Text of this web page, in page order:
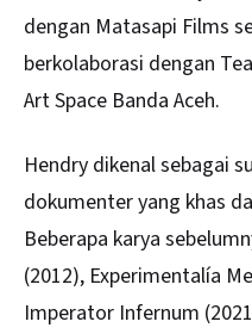
dengan Matasapi Films
berkolaborasi dengan
Art Space Banda Aceh.
Hendry dikenal sebagai
dokumenter yang khas
Beberapa karya
(2012), Experimentalía
Imperator Infernum